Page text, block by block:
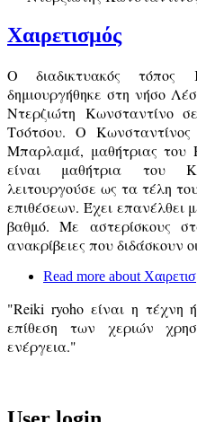
Χαιρετισμός
Ο διαδικτυακός τόπος
δημιουργήθηκε στη νήσο
Ντερζιώτη Κωνσταντίνο
Τσότσου. Ο
Μπαρλαμά, μαθήτριας του
είναι μαθήτρια του
λειτουργούσε ως τα τέλη
επιθέσεων. Έχει επανέλθει
βαθμό. Με αστερίσκους
ανακρίβειες που διδάσκουν
Read more about
"Reiki ryoho είναι η τέχνη
επίθεση των χεριών
ενέργεια."